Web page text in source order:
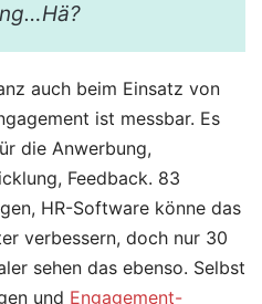
auch beim Einsatz von
ist messbar. Es
die Anwerbung,
Feedback. 83
HR-Software könne das
verbessern, doch nur 30
sehen das ebenso. Selbst
und Engagement-